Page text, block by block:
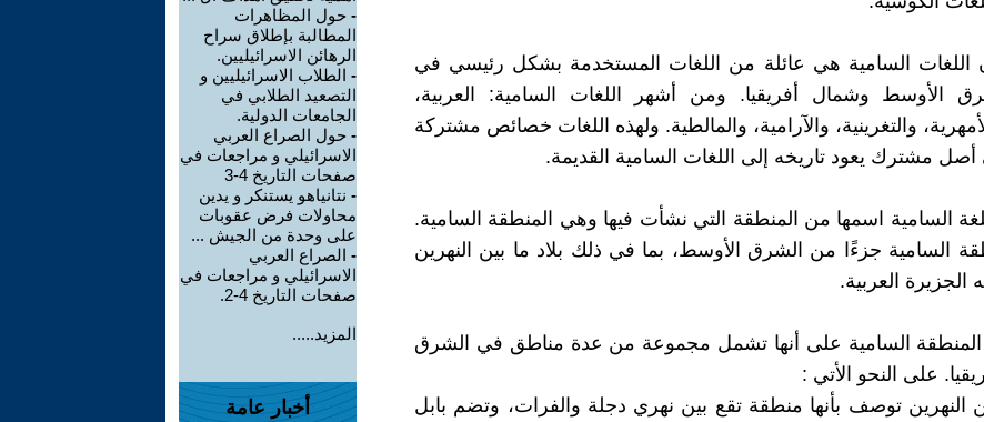
اللغات السامية هي عائلة من اللغات المستخدمة بشكل رئيسي في
الأوسط وشمال أفريقيا. ومن أشهر اللغات السامية: العربية،
والتغرينية، والآرامية، والمالطية. ولهذه اللغات خصائص مشتركة
مشترك يعود تاريخه إلى اللغات السامية القديمة.
السامية اسمها من المنطقة التي نشأت فيها وهي المنطقة السامية.
السامية جزءًا من الشرق الأوسط، بما في ذلك بلاد ما بين النهرين
الجزيرة العربية.
المنطقة السامية على أنها تشمل مجموعة من عدة مناطق في الشرق
على النحو الأتي :
النهرين توصف بأنها منطقة تقع بين نهري دجلة والفرات، وتضم بابل
- حول المظاهرات
المطالبة بإطلاق سراح
الرهائن الاسرائيليين.
- الطلاب الاسرائيليين و
التصعيد الطلابي في
الجامعات الدولية.
- حول الصراع العربي
الاسرائيلي و مراجعات في
صفحات التاريخ 4-3
- نتانياهو يستنكر و يدين
محاولات فرض عقوبات
على وحدة من الجيش ...
- الصراع العربي
الاسرائيلي و مراجعات في
صفحات التاريخ 4-2.
المزيد.....
أخبار عامة